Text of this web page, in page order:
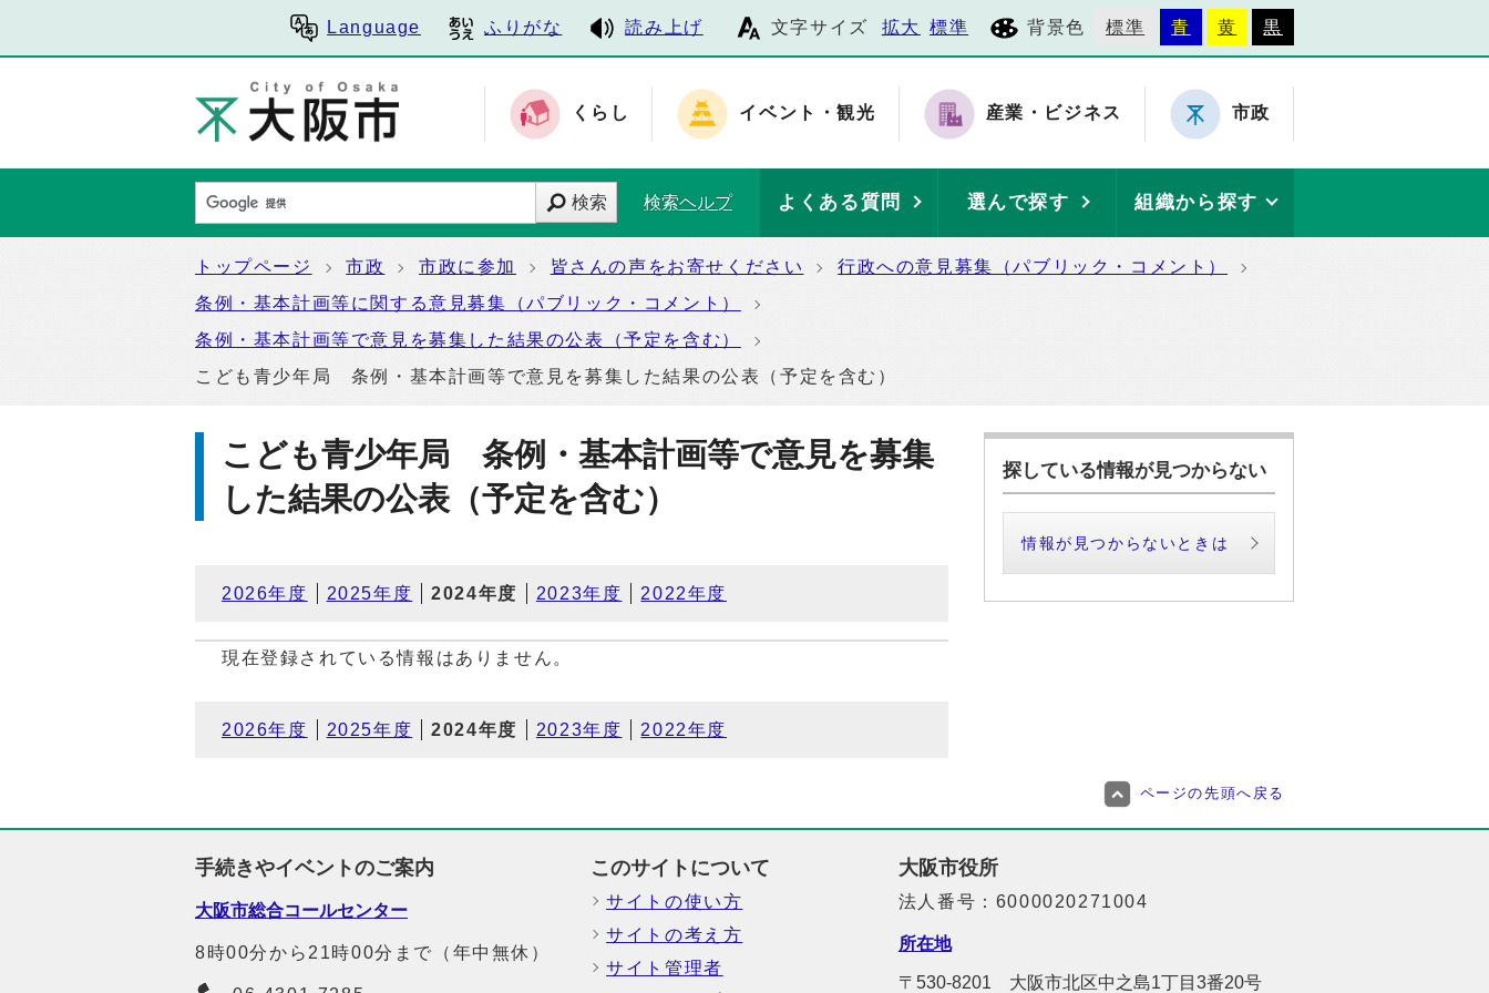
Language ふりがな 読み上げ 文字サイズ 拡大 標準 背景色 標準 青 黄 黒
くらし イベント・観光 産業・ビジネス 市政
検索 検索ヘルプ よくある質問 選んで探す 組織から探す
トップページ 市政 市政に参加 皆さんの声をお寄せください
行政への意見募集（パブリック・コメント）
条例・基本計画等に関する意見募集（パブリック・コメント）
条例・基本計画等で意見を募集した結果の公表（予定を含む）
こども青少年局 条例・基本計画等で意見を募集した結果の公表（予定を含む）
こども青少年局 条例・基本計画等で意見を募集
した結果の公表（予定を含む）
2026年度 2025年度 2024年度 2023年度 2022年度
現在登録されている情報はありません。
2026年度 2025年度 2024年度 2023年度 2022年度
探している情報が見つからない
情報が見つからないときは
ページの先頭へ戻る
手続きやイベントのご案内
大阪市総合コールセンター
8時00分から21時00分まで（年中無休）
このサイトについて
サイトの使い方
サイトの考え方
サイト管理者
大阪市役所
法人番号：6000020271004
所在地
〒530-8201 大阪市北区中之島1丁目3番20号